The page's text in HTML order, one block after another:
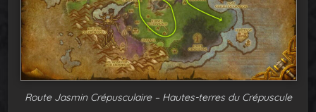
Route Jasmin Crépusculaire – Hautes-terres du Crépuscule